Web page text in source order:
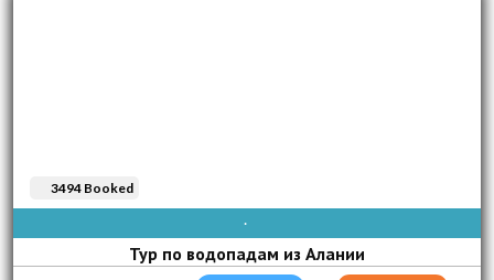
AVAIBLE EVERY DAY
Тур по водопадам из Алании
3494 Booked